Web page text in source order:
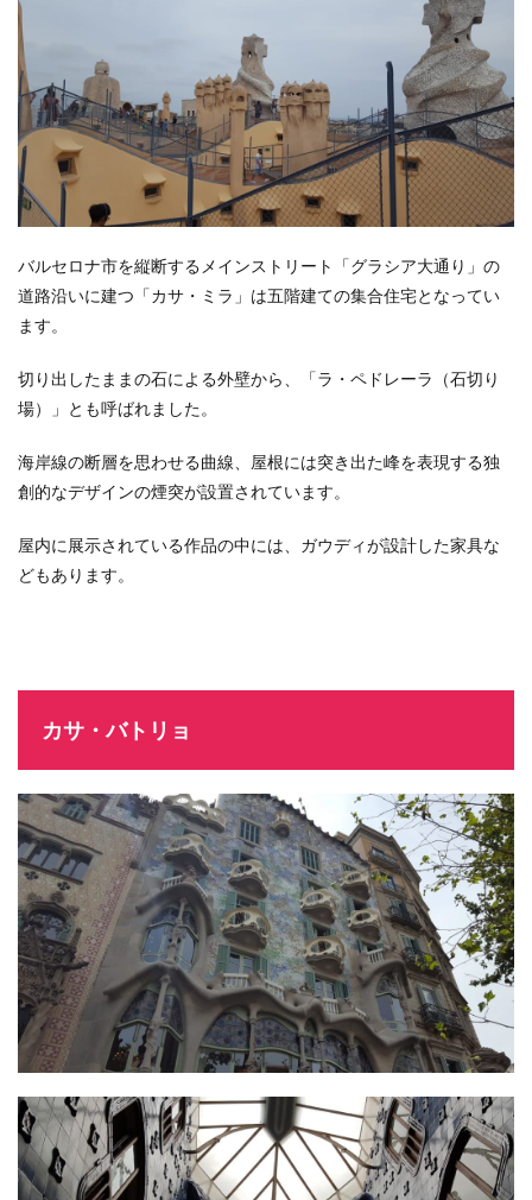
バルセロナ市を縦断するメインストリート「グラシア大通り」の
道路沿いに建つ「カサ・ミラ」は五階建ての集合住宅となってい
ます。
切り出したままの石による外壁から、「ラ・ペドレーラ（石切り
場）」とも呼ばれました。
海岸線の断層を思わせる曲線、屋根には突き出た峰を表現する独
創的なデザインの煙突が設置されています。
屋内に展示されている作品の中には、ガウディが設計した家具な
どもあります。
カサ・バトリョ